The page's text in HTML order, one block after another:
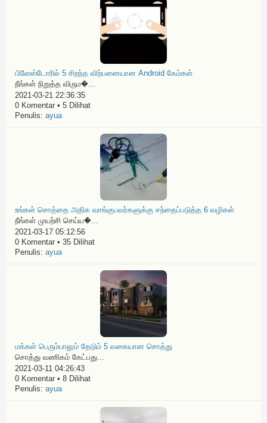
பிளேஸ்டோரில் 5 சிறந்த விற்பனையான Android கேம்கள்
நீங்கள் நிறுத்த விரும�...
2021-03-21 22:36:35
0 Komentar • 5 Dilihat
Penulis: ayua
உங்கள் சொத்தை அதிக வாங்குபவர்களுக்கு சந்தைப்படுத்த 6 வழிகள்
நீங்கள் முயற்சி செய்ய�...
2021-03-17 05:12:56
0 Komentar • 35 Dilihat
Penulis: ayua
மக்கள் பெரும்பாலும் தேடும் 5 வகையான சொத்து
சொத்து வணிகம் கேட்பது...
2021-03-11 04:26:43
0 Komentar • 8 Dilihat
Penulis: ayua